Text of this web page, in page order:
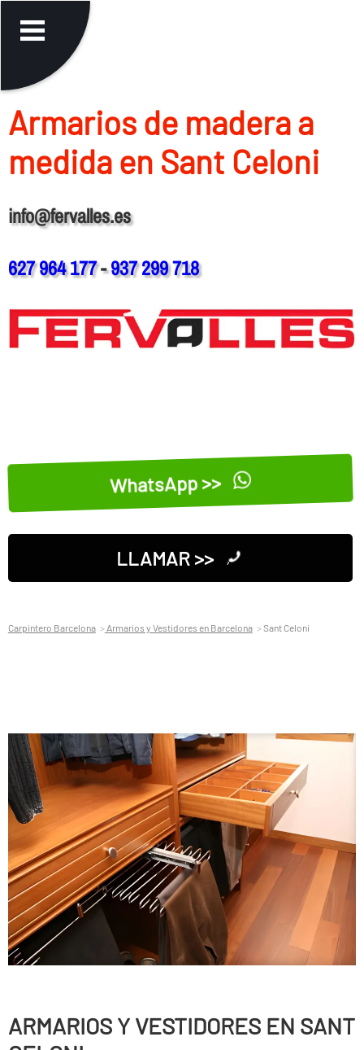
Armarios de madera a
medida en Sant Celoni
info@fervalles.es
627 964 177-937 299 718
WhatsApp >>
LLAMAR >>
Carpintero Barcelona Armarios y Vestidores en Barcelona Sant Celoni
ARMARIOS Y VESTIDORES EN SANT